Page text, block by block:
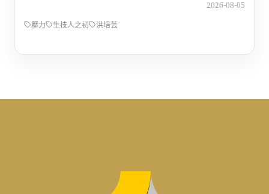
2026-08-05
壓力 生技人之初 洪培芸